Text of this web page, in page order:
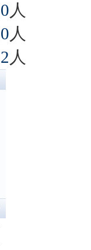
0 人
0 人
2 人